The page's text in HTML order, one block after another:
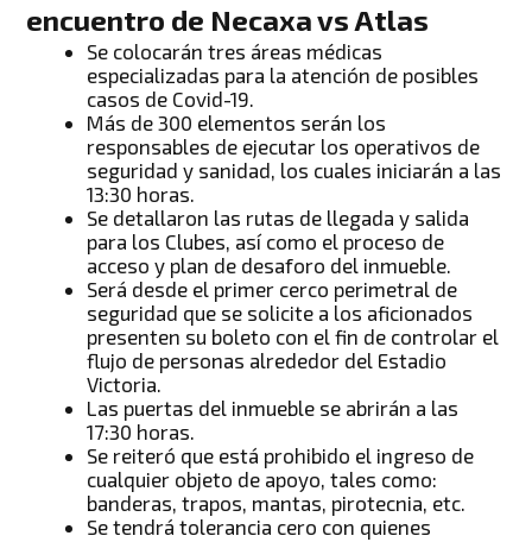
encuentro de Necaxa vs Atlas
Se colocarán tres áreas médicas
especializadas para la atención de posibles
casos de Covid-19.
Más de 300 elementos serán los
responsables de ejecutar los operativos de
seguridad y sanidad, los cuales iniciarán a las
13:30 horas.
Se detallaron las rutas de llegada y salida
para los Clubes, así como el proceso de
acceso y plan de desaforo del inmueble.
Será desde el primer cerco perimetral de
seguridad que se solicite a los aficionados
presenten su boleto con el fin de controlar el
flujo de personas alrededor del Estadio
Victoria.
Las puertas del inmueble se abrirán a las
17:30 horas.
Se reiteró que está prohibido el ingreso de
cualquier objeto de apoyo, tales como:
banderas, trapos, mantas, pirotecnia, etc.
Se tendrá tolerancia cero con quienes